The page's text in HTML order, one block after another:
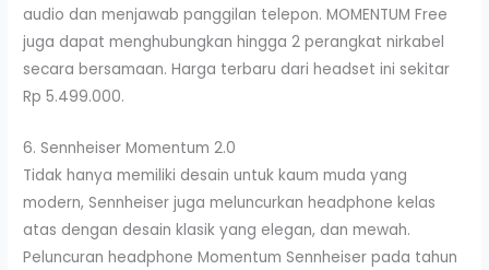
audio dan menjawab panggilan telepon. MOMENTUM Free
juga dapat menghubungkan hingga 2 perangkat nirkabel
secara bersamaan. Harga terbaru dari headset ini sekitar
Rp 5.499.000.
6. Sennheiser Momentum 2.0
Tidak hanya memiliki desain untuk kaum muda yang
modern, Sennheiser juga meluncurkan headphone kelas
atas dengan desain klasik yang elegan, dan mewah.
Peluncuran headphone Momentum Sennheiser pada tahun